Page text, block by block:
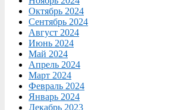
Октябрь 2024
Сентябрь 2024
Август 2024
Июнь 2024
Май 2024
Апрель 2024
Март 2024
Февраль 2024
Январь 2024
Декабрь 2023